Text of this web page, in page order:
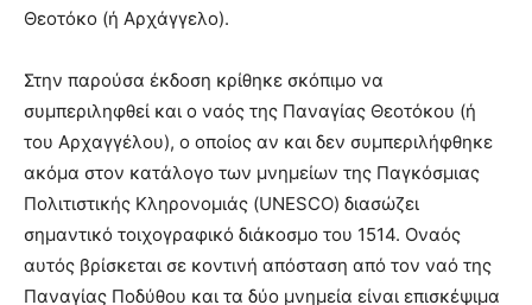
Θεοτόκο (ή Aρχάγγελο).
Στην παρούσα έκδοση κρίθηκε σκόπιμο να
συμπεριληφθεί και ο ναός της Παναγίας Θεοτόκου (ή
του Aρχαγγέλου), ο οποίος αν και δεν συμπεριλήφθηκε
ακόμα στον κατάλογο των μνημείων της Παγκόσμιας
Πολιτιστικής Kληρονομιάς (UNESCO) διασώζει
σημαντικό τοιχογραφικό διάκοσμο του 1514. Oναός
αυτός βρίσκεται σε κοντινή απόσταση από τον ναό της
Παναγίας Ποδύθου και τα δύο μνημεία είναι επισκέψιμα